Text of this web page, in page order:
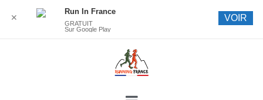
✕
Run In France
GRATUIT
Sur Google Play
VOIR